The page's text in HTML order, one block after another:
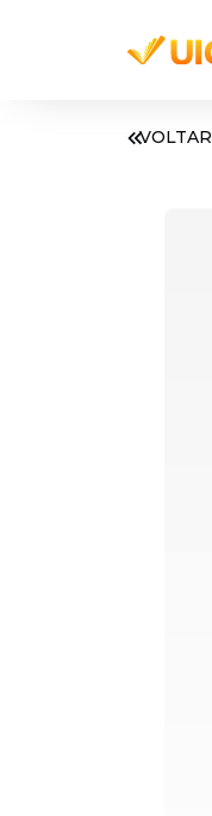
VOLTAR